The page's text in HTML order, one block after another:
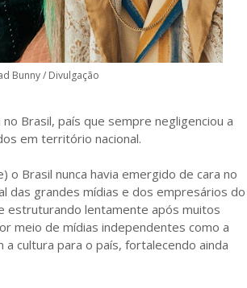
Bunny / Divulgação
Brasil, país que sempre negligenciou a
em território nacional.
o Brasil nunca havia emergido de cara no
das grandes mídias e dos empresários do
estruturando lentamente após muitos
meio de mídias independentes como a
cultura para o país, fortalecendo ainda